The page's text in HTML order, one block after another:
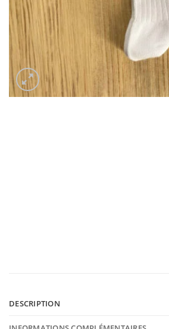
DESCRIPTION